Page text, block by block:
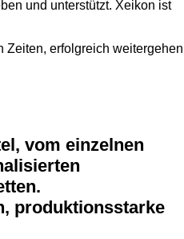
und unterstützt. Xeikon ist
Zeiten, erfolgreich weitergehen
vom einzelnen
produktionsstarke